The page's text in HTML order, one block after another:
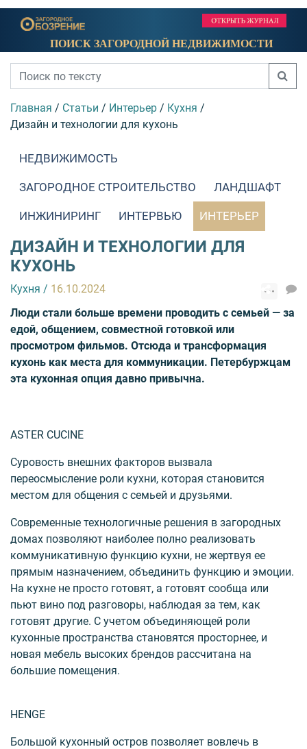
ПОИСК ЗАГОРОДНОЙ НЕДВИЖИМОСТИ
Главная / Статьи / Интерьер / Кухня /
Дизайн и технологии для кухонь
НЕДВИЖИМОСТЬ
ЗАГОРОДНОЕ СТРОИТЕЛЬСТВО ЛАНДШАФТ
ИНЖИНИРИНГ ИНТЕРВЬЮ ИНТЕРЬЕР
ДИЗАЙН И ТЕХНОЛОГИИ ДЛЯ
КУХОНЬ
Кухня / 16.10.2024
Люди стали больше времени проводить с семьей — за
едой, общением, совместной готовкой или
просмотром фильмов. Отсюда и трансформация
кухонь как места для коммуникации. Петербуржцам
эта кухонная опция давно привычна.
ASTER CUCINE
Суровость внешних факторов вызвала
переосмысление роли кухни, которая становится
местом для общения с семьей и друзьями.
Современные технологичные решения в загородных
домах позволяют наиболее полно реализовать
коммуникативную функцию кухни, не жертвуя ее
прямым назначением, объединить функцию и эмоции.
На кухне не просто готовят, а готовят сообща или
пьют вино под разговоры, наблюдая за тем, как
готовят другие. С учетом объединяющей роли
кухонные пространства становятся просторнее, и
новая мебель высоких брендов рассчитана на
большие помещения.
HENGE
Большой кухонный остров позволяет вовлечь в